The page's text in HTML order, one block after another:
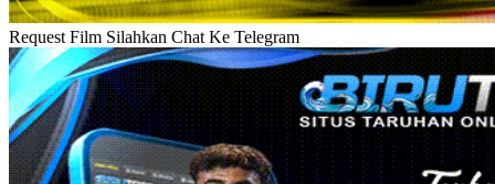
Request Film Silahkan Chat Ke Telegram